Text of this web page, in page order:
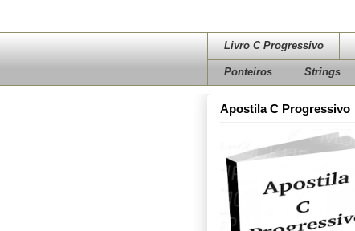
Livro C Progressivo
Ponteiros Strings
Apostila C Progressivo